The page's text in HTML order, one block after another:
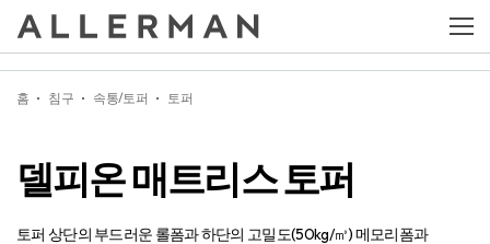
홈 침구 속통/토퍼 토퍼
델피온 매트리스 토퍼
토퍼 상단의 부드러운 롤폼과 하단의 고밀도(50kg/㎥) 메모리폼과
델피온 매트리스 토퍼